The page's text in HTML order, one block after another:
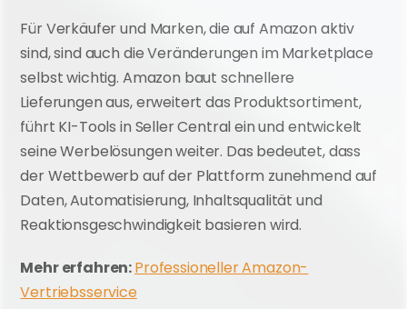
Für Verkäufer und Marken, die auf Amazon aktiv
sind, sind auch die Veränderungen im Marketplace
selbst wichtig. Amazon baut schnellere
Lieferungen aus, erweitert das Produktsortiment,
führt KI-Tools in Seller Central ein und entwickelt
seine Werbelösungen weiter. Das bedeutet, dass
der Wettbewerb auf der Plattform zunehmend auf
Daten, Automatisierung, Inhaltsqualität und
Reaktionsgeschwindigkeit basieren wird.
Mehr erfahren: Professioneller Amazon-
Vertriebsservice